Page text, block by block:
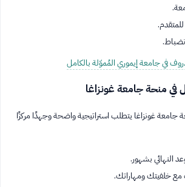
للمتقدم.
في جامعة إيموري المُموّلة بالكامل
في منحة جامعة غونزاغا
جامعة غونزاغا يتطلب استراتيجية واضحة وجهدًا مركزًا
النهائي بشهور.
خلفيتك ومهاراتك.